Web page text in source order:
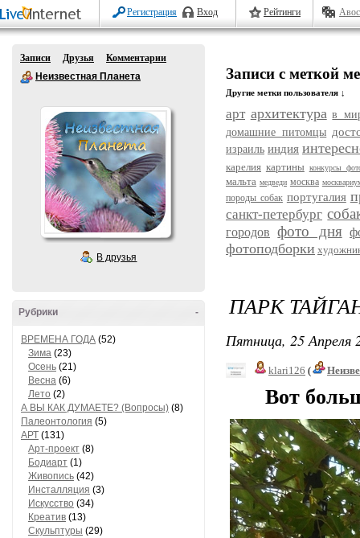
Регистрация Вход Рейтинги
Записи Друзья
Комментарии
Неизвестная Планета
В друзья
-
Рубрики
ВРЕМЕНА ГОДА (52)
Зима (23)
Осень (21)
Весна (6)
Лето (2)
А ВЫ КАК ДУМАЕТЕ? (Вопросы) (8)
Палеонтология (5)
АРТ (131)
Арт-проект (8)
Бодиарт (1)
Живопись (42)
Инсталляция (3)
Искусство (34)
Креатив (13)
Скульптуры (29)
Записи с меткой
Другие метки пользователя ↓
арт архитектура в
домашние питомцы
израиль индия
карелия картины конкурсы
мальта медведи москва
породы собак португалия
санкт-петербург
городов фото дня
фотоподборки
ПАРК
Пятница, 25 Апреля
klari126 (
Вот